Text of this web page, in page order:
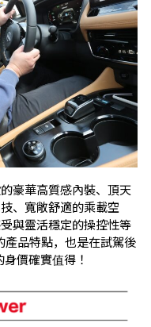
豪華高質感內裝、頂天
、寬敞舒適的乘載空
與靈活穩定的操控性等
品特點，也是在試駕後
價確實值得！